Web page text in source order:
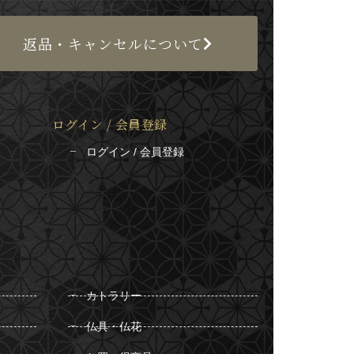
返品・キャンセルについて
ログイン / 会員登録
ログイン / 会員登録
カトラリー
仏具・仏花